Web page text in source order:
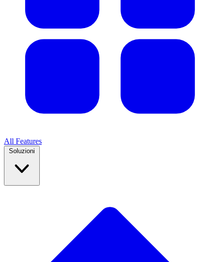
All Features